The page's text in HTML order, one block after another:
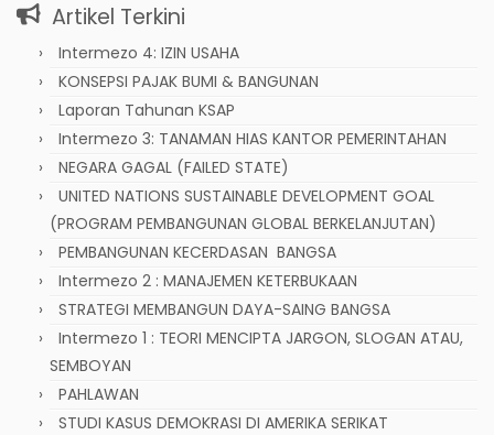
Artikel Terkini
Intermezo 4: IZIN USAHA
KONSEPSI PAJAK BUMI & BANGUNAN
Laporan Tahunan KSAP
Intermezo 3: TANAMAN HIAS KANTOR PEMERINTAHAN
NEGARA GAGAL (FAILED STATE)
UNITED NATIONS SUSTAINABLE DEVELOPMENT GOAL
(PROGRAM PEMBANGUNAN GLOBAL BERKELANJUTAN)
PEMBANGUNAN KECERDASAN BANGSA
Intermezo 2 : MANAJEMEN KETERBUKAAN
STRATEGI MEMBANGUN DAYA-SAING BANGSA
Intermezo 1 : TEORI MENCIPTA JARGON, SLOGAN ATAU,
SEMBOYAN
PAHLAWAN
STUDI KASUS DEMOKRASI DI AMERIKA SERIKAT